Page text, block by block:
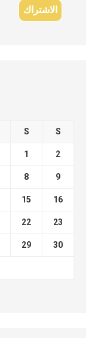
S S
1 2
8 9
15 16
22 23
29 30